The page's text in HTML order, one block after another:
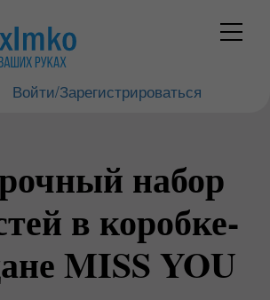
Войти/Зарегистрироваться
набор
в коробке-
MISS YOU